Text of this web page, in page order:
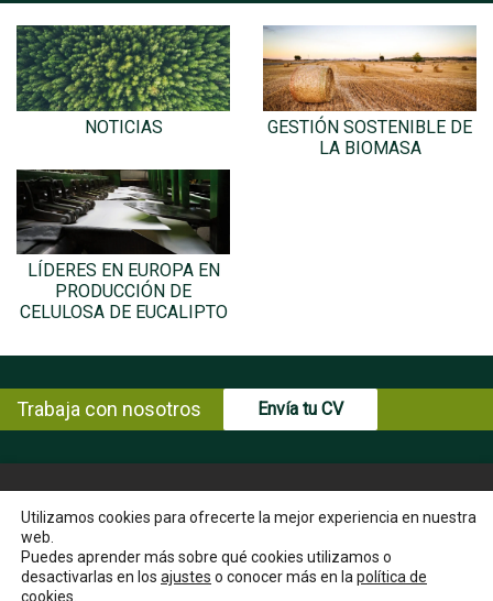
NOTICIAS
GESTIÓN SOSTENIBLE DE
LA BIOMASA
LÍDERES EN EUROPA EN
PRODUCCIÓN DE
CELULOSA DE EUCALIPTO
Trabaja con nosotros Envía tu CV
© Copyright ENCE 2026 MAPA WEB
AVISO LEGAL
INSTRUCCIONES PARA EL EJERCICIO DE DERECHOS DEL
INTERESADO
Utilizamos cookies para ofrecerte la mejor experiencia en nuestra
web.
Puedes aprender más sobre qué cookies utilizamos o
desactivarlas en los ajustes o conocer más en la política de
cookies